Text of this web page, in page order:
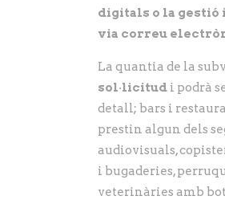
digitals o la gestió
via correu
La quantia de la
sol·licitud i podrà
detall; bars i
prestin algun dels
audiovisuals,
i bugaderies,
veterinàries amb